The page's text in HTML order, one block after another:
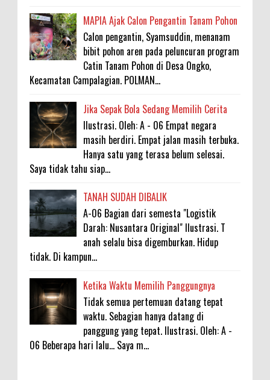
MAPIA Ajak Calon Pengantin Tanam Pohon
Calon pengantin, Syamsuddin, menanam
bibit pohon aren pada peluncuran program
Catin Tanam Pohon di Desa Ongko,
Kecamatan Campalagian. POLMAN...
Jika Sepak Bola Sedang Memilih Cerita
Ilustrasi. Oleh: A - 06 Empat negara
masih berdiri. Empat jalan masih terbuka.
Hanya satu yang terasa belum selesai.
Saya tidak tahu siap...
TANAH SUDAH DIBALIK
A-06 Bagian dari semesta "Logistik
Darah: Nusantara Original" Ilustrasi. T
anah selalu bisa digemburkan. Hidup
tidak. Di kampun...
Ketika Waktu Memilih Panggungnya
Tidak semua pertemuan datang tepat
waktu. Sebagian hanya datang di
panggung yang tepat. Ilustrasi. Oleh: A -
06 Beberapa hari lalu... Saya m...